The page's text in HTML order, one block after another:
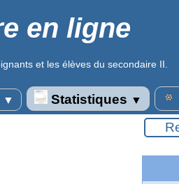
en ligne
et les élèves du secondaire II.
▼ Statistiques ▼